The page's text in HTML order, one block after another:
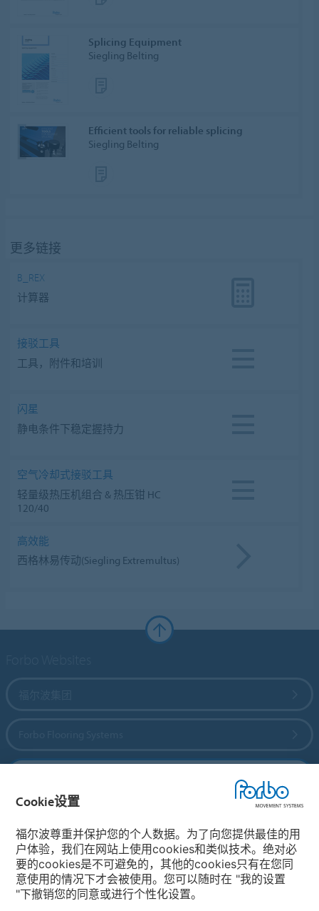
Splicing Equipment
Siegling Belting
Efficient tools for reliable splicing
Siegling Belting
更多链接
B_REX
计算器
接驳工具
工具，附件和培训
闪星
静电条件下稳定握持力
空气冷却式接驳工具
轻量级热压机组合 & 热压钳 HC
120/40
高效能
西格林易传动(Siegling Extremultus)
选择国家
选择您所在的国家
Cookie设置
福尔波尊重并保护您的个人数据。为了向您提供最佳的用
户体验，我们在网站上使用cookies和类似技术。绝对必
要的cookies是不可避免的，其他的cookies只有在您同
意使用的情况下才会被使用。您可以随时在 "我的设置
"下撤销您的同意或进行个性化设置。